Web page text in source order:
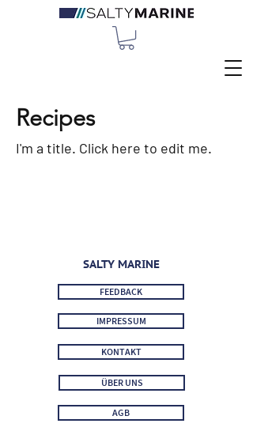
Recipes
I'm a title. ​Click here to edit me.
SALTY MARINE
FEEDBACK
IMPRESSUM
KONTAKT
ÜBER UNS
AGB